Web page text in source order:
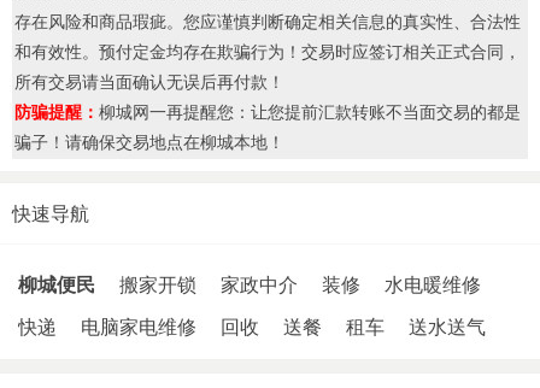
存在风险和商品瑕疵。您应谨慎判断确定相关信息的真实性、合法性
和有效性。预付定金均存在欺骗行为！交易时应签订相关正式合同，
所有交易请当面确认无误后再付款！
防骗提醒： 柳城网一再提醒您：让您提前汇款转账不当面交易的都是
骗子！请确保交易地点在柳城本地！
快速导航
柳城便民 搬家开锁 家政中介 装修
水电暖维修
快递
电脑家电维修 回收 送餐 租车 送水送气